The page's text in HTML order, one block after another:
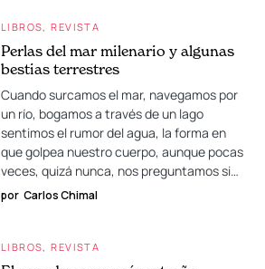
LIBROS REVISTA
Perlas del mar milenario y algunas
bestias terrestres
Cuando surcamos el mar, navegamos por
un río, bogamos a través de un lago
sentimos el rumor del agua, la forma en
que golpea nuestro cuerpo, aunque pocas
veces, quizá nunca, nos preguntamos si…
por Carlos Chimal
LIBROS REVISTA